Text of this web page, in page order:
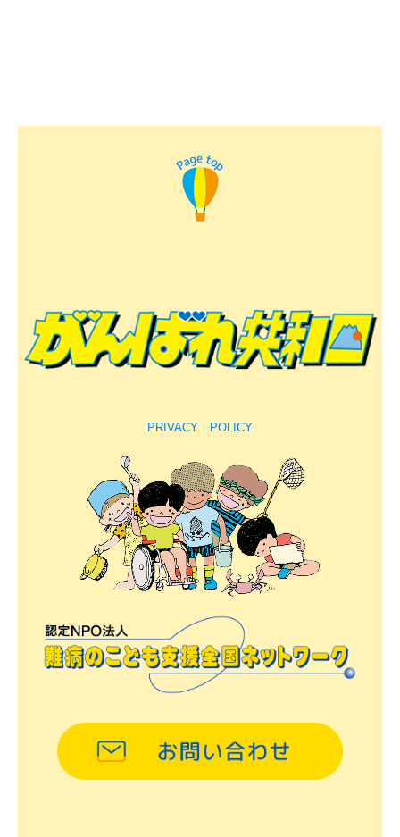
PRIVACY POLICY